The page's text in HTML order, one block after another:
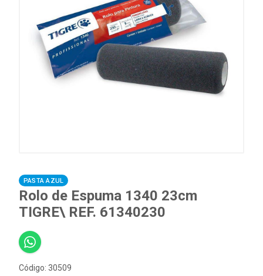
PASTA AZUL
Rolo de Espuma 1340 23cm
TIGRE\ REF. 61340230
Código: 30509